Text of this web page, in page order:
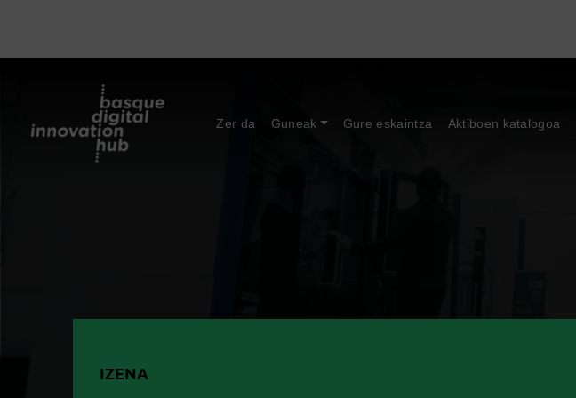
Zer da Guneak Gure eskaintza Aktiboen katalogoa
IZENA